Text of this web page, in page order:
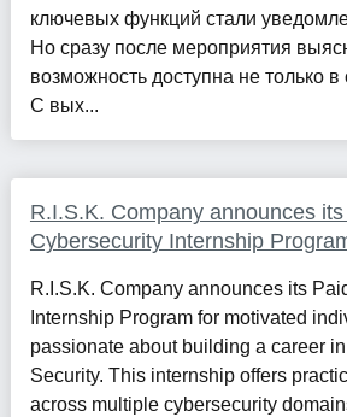
ключевых функций стали
Но сразу после мероприятия
возможность доступна не только
С вых...
R.I.S.K. Company announces its
Cybersecurity Internship
R.I.S.K. Company announces its
Internship Program for motivated
passionate about building a career
Security. This internship offers
across multiple cybersecurity